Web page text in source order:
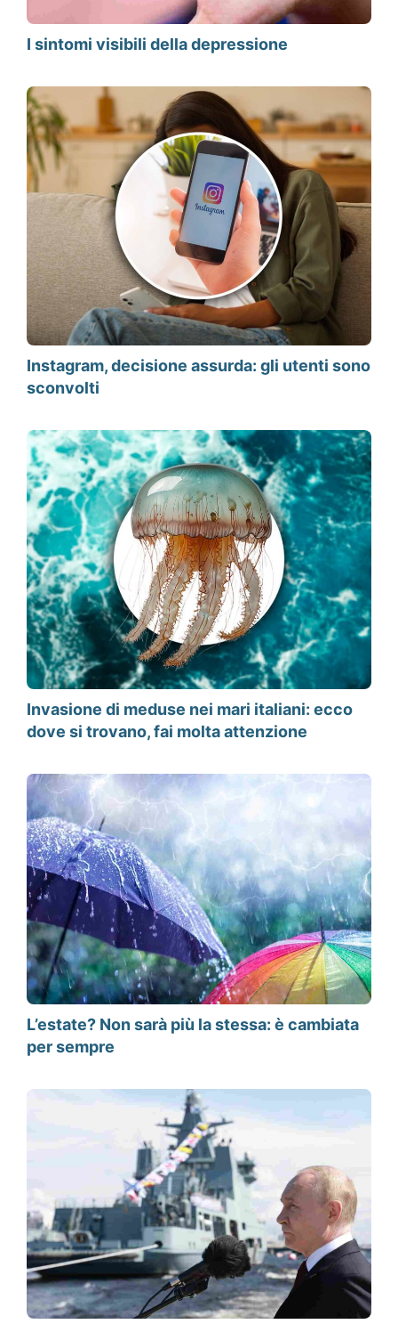
I sintomi visibili della depressione
Instagram, decisione assurda: gli utenti sono
sconvolti
Invasione di meduse nei mari italiani: ecco
dove si trovano, fai molta attenzione
L’estate? Non sarà più la stessa: è cambiata
per sempre